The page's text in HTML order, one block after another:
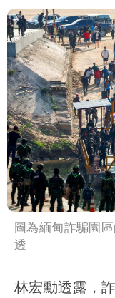
圖為緬甸詐騙園
透
林宏勳透露，